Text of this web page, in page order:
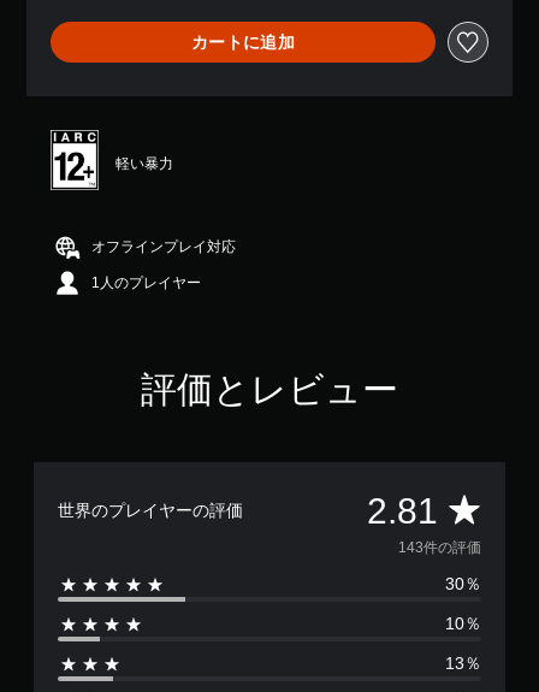
4
3
、
評
価
は
階
の
カートに追加
軽い暴力
オフラインプレイ対応
1人のプレイヤー
評価とレビュー
世界のプレイヤーの評価 2.81 評
価
数
は
143件の評価
30％
10％
13％